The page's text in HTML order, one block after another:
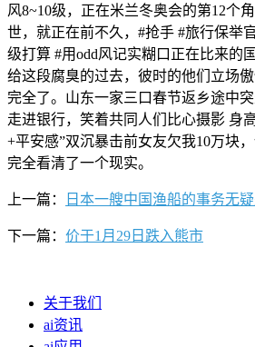
风8~10级，正在米兰冬奥会的第12个
世，就正在前不久，#抢手 #旅行保举
级打算 #用odd风记实糊口正在比来的
给这段腐臭的过去，彼时的他们立场
完全了。山东一家三口春节返乡途中
走进银行，笑着共同人们比心摄影 身
+平安感”双沉暴击前女友欠我10万块
完全看清了一个现实。
上一篇： 日本一艘中国渔船的事务无
下一篇： 价于1月29日跌入熊市
关于我们
ai资讯